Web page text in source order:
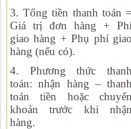
3. Tổng tiền thanh toán =
Giá trị đơn hàng +
giao hàng + Phụ phí giao
hàng (nếu có).
4. Phương thức thanh
toán: nhận hàng – thanh
toán tiền hoặc chuyển
khoản trước khi nhận
hàng.